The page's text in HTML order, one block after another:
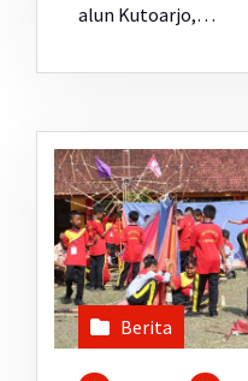
alun Kutoarjo,…
Berita